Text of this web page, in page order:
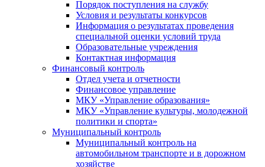
Порядок поступления на службу
Условия и результаты конкурсов
Информация о результатах проведения
специальной оценки условий труда
Образовательные учреждения
Контактная информация
Финансовый контроль
Отдел учета и отчетности
Финансовое управление
МКУ «Управление образования»
МКУ «Управление культуры, молодежной
политики и спорта»
Муниципальный контроль
Муниципальный контроль на
автомобильном транспорте и в дорожном
хозяйстве